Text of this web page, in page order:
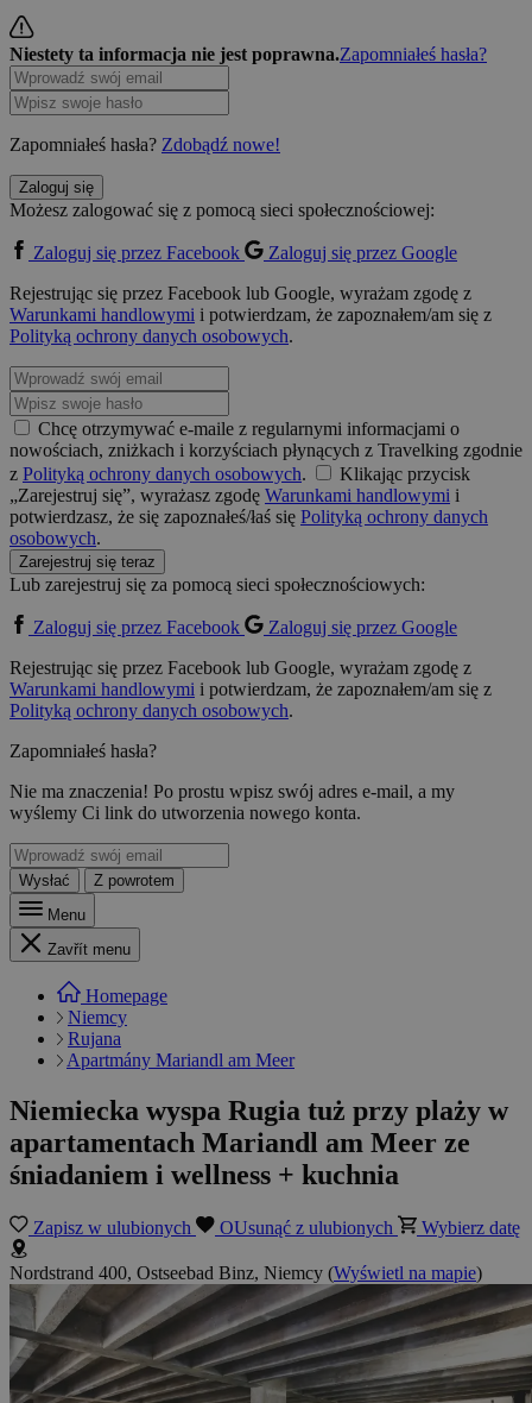
Niestety ta informacja nie jest poprawna.Zapomniałeś hasła?
Zapomniałeś hasła? Zdobądź nowe!
Zaloguj się
Możesz zalogować się z pomocą sieci społecznościowej:
Zaloguj się przez Facebook
Zaloguj się przez Google
Rejestrując się przez Facebook lub Google, wyrażam zgodę z
Warunkami handlowymi i potwierdzam, że zapoznałem/am się z
Polityką ochrony danych osobowych.
Chcę otrzymywać e-maile z regularnymi informacjami o
nowościach, zniżkach i korzyściach płynących z Travelking zgodnie
z Polityką ochrony danych osobowych.
Klikając przycisk
„Zarejestruj się”, wyrażasz zgodę Warunkami handlowymi i
potwierdzasz, że się zapoznałeś/łaś się Polityką ochrony danych
osobowych.
Zarejestruj się teraz
Lub zarejestruj się za pomocą sieci społecznościowych:
Zaloguj się przez Facebook
Zaloguj się przez Google
Rejestrując się przez Facebook lub Google, wyrażam zgodę z
Warunkami handlowymi i potwierdzam, że zapoznałem/am się z
Polityką ochrony danych osobowych.
Zapomniałeś hasła?
Nie ma znaczenia! Po prostu wpisz swój adres e-mail, a my
wyślemy Ci link do utworzenia nowego konta.
Wysłać
Z powrotem
Menu
Zavřít menu
Homepage
Niemcy
Rujana
Apartmány Mariandl am Meer
Niemiecka wyspa Rugia tuż przy plaży w
apartamentach Mariandl am Meer ze
śniadaniem i wellness + kuchnia
Zapisz w ulubionych OUsunąć z ulubionych Wybierz datę
Nordstrand 400, Ostseebad Binz, Niemcy (Wyświetl na mapie)